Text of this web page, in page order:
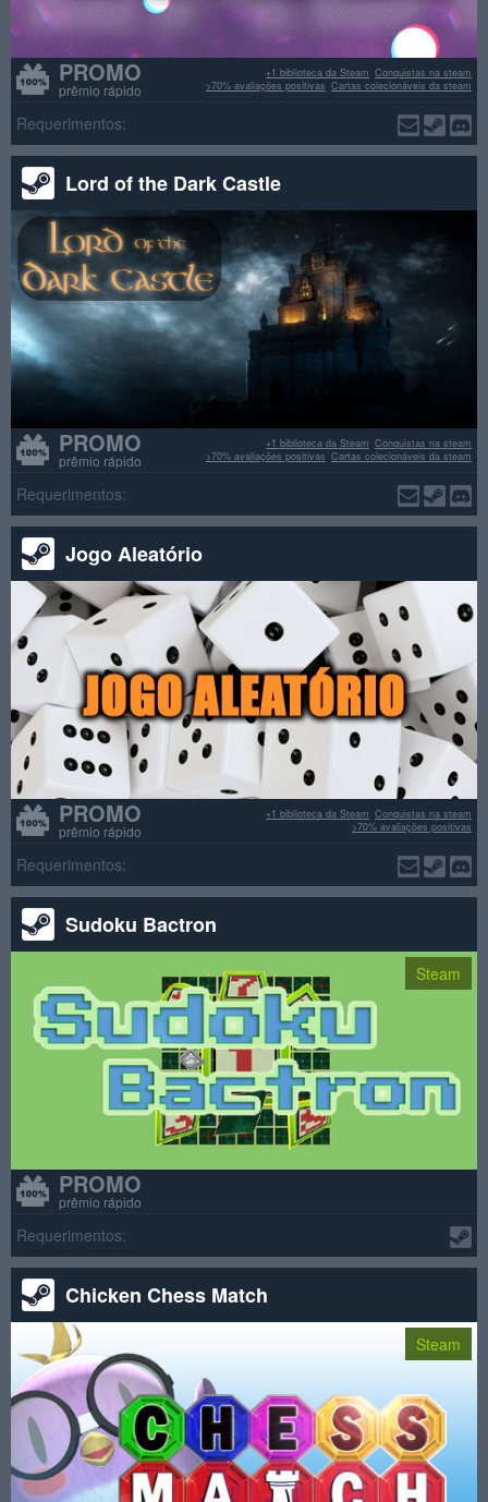
PROMO
prêmio rápido
Conquistas na steam
+1 biblioteca da Steam
Cartas colecionáveis da steam
>70% avaliações positivas
Requerimentos:
Lord of the Dark Castle
PROMO
prêmio rápido
Conquistas na steam
+1 biblioteca da Steam
Cartas colecionáveis da steam
>70% avaliações positivas
Requerimentos:
Jogo Aleatório
PROMO
prêmio rápido
Conquistas na steam
+1 biblioteca da Steam
>70% avaliações positivas
Requerimentos:
Sudoku Bactron
Steam
PROMO
prêmio rápido
Requerimentos:
Chicken Chess Match
Steam